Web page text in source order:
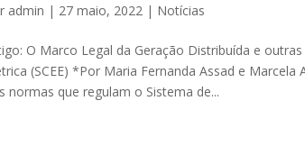
admin | 27 maio, 2022 | Notícias
O Marco Legal da Geração Distribuída e
(SCEE) *Por Maria Fernanda Assad e
normas que regulam o Sistema de...